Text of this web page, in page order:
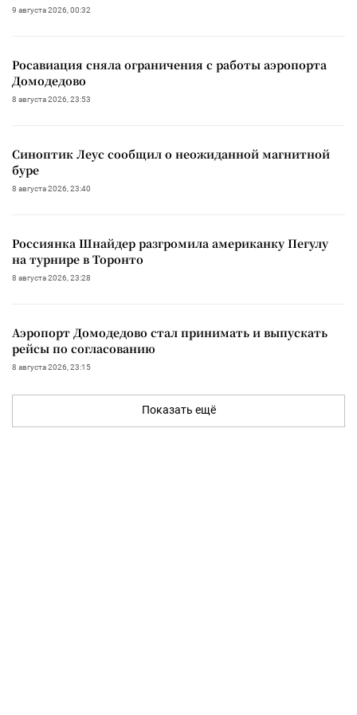
9 августа 2026, 00:32
Росавиация сняла ограничения с работы аэропорта
Домодедово
8 августа 2026, 23:53
Синоптик Леус сообщил о неожиданной магнитной
буре
8 августа 2026, 23:40
Россиянка Шнайдер разгромила американку Пегулу
на турнире в Торонто
8 августа 2026, 23:28
Аэропорт Домодедово стал принимать и выпускать
рейсы по согласованию
8 августа 2026, 23:15
Показать ещё